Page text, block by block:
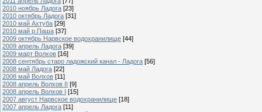
2010 ноябрь Ладога [23]
2010 октябрь Ладога [31]
2010 май Ахтуба [29]
2010 май р.Паша [37]
2009 октябрь Нарвское водохранилище [44]
2009 апрель Ладога [39]
2009 март Волхов [16]
2008 сентябрь старо ладожский канал - Ладога [56]
2008 май Ладога [22]
2008 май Волхов [11]
2008 апрель Волхов II [9]
2008 апрель Волхов I [15]
2007 август Нарвское водохранилище [18]
2007 апрель Ладога [11]